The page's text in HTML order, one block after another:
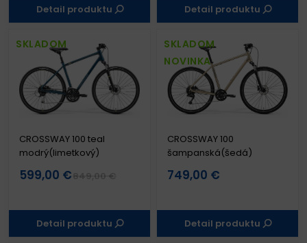
Detail produktu Detail produktu
SKLADOM
CROSSWAY 100 teal
modrý(limetkový)
599,00 € 849,00 €
Detail produktu
SKLADOM
NOVINKA
CROSSWAY 100
šampanská(šedá)
749,00 €
Detail produktu